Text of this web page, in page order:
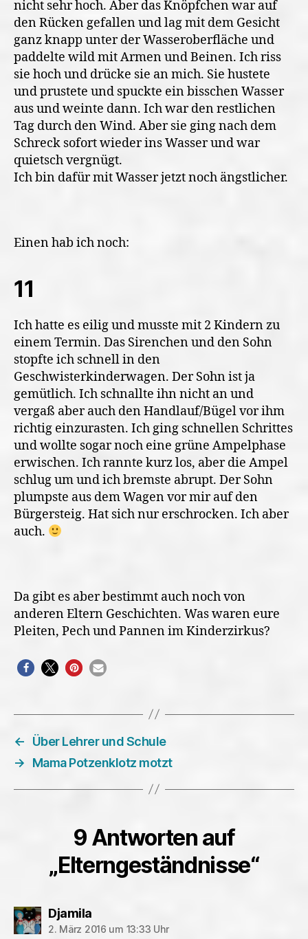
nicht sehr hoch. Aber das Knöpfchen war auf
den Rücken gefallen und lag mit dem Gesicht
ganz knapp unter der Wasseroberfläche und
paddelte wild mit Armen und Beinen. Ich riss
sie hoch und drücke sie an mich. Sie hustete
und prustete und spuckte ein bisschen Wasser
aus und weinte dann. Ich war den restlichen
Tag durch den Wind. Aber sie ging nach dem
Schreck sofort wieder ins Wasser und war
quietsch vergnügt.
Ich bin dafür mit Wasser jetzt noch ängstlicher.
Einen hab ich noch:
11
Ich hatte es eilig und musste mit 2 Kindern zu
einem Termin. Das Sirenchen und den Sohn
stopfte ich schnell in den
Geschwisterkinderwagen. Der Sohn ist ja
gemütlich. Ich schnallte ihn nicht an und
vergaß aber auch den Handlauf/Bügel vor ihm
richtig einzurasten. Ich ging schnellen Schrittes
und wollte sogar noch eine grüne Ampelphase
erwischen. Ich rannte kurz los, aber die Ampel
schlug um und ich bremste abrupt. Der Sohn
plumpste aus dem Wagen vor mir auf den
Bürgersteig. Hat sich nur erschrocken. Ich aber
auch.
Da gibt es aber bestimmt auch noch von
anderen Eltern Geschichten. Was waren eure
Pleiten, Pech und Pannen im Kinderzirkus?
←
Über Lehrer und Schule
→
Mama Potzenklotz motzt
9 Antworten auf
„Elterngeständnisse“
Djamilasagt:
2. März 2016 um 13:33 Uhr